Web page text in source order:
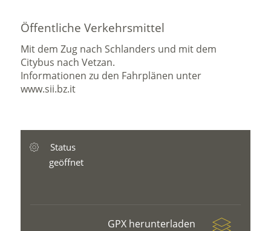
Öffentliche Verkehrsmittel
Mit dem Zug nach Schlanders und mit dem
Citybus nach Vetzan.
Informationen zu den Fahrplänen unter
www.sii.bz.it
Status
geöffnet
GPX herunterladen